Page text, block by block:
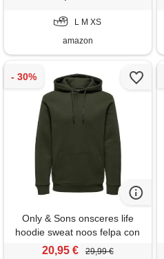
L M XS
amazon
Only & Sons onsceres life
hoodie sweat noos felpa con
cappuccio, uomo, verde
20,95 € 29,99 €